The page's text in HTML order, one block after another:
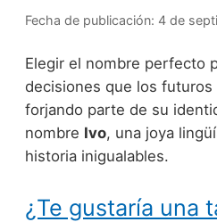
Fecha de publicación: 4 de
Elegir el nombre perfecto
decisiones que los futuros
forjando parte de su
nombre Ivo, una joya
historia inigualables.
¿Te gustaría una